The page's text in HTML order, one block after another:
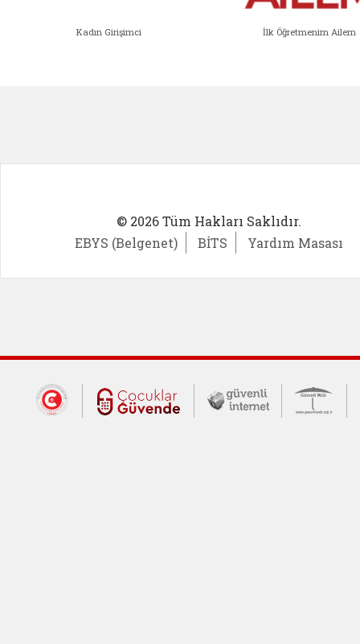
Kadın Girişimci İlk Öğretmenim Ailem
© 2026 Tüm Hakları Saklıdır.
EBYS (Belgenet)
BİTS Yardım Masası
Dış Bağlantılar
Cumhurbaşkanlığı İletişim Merkezi
Çocuklar Güvende (yeni
Güvenli